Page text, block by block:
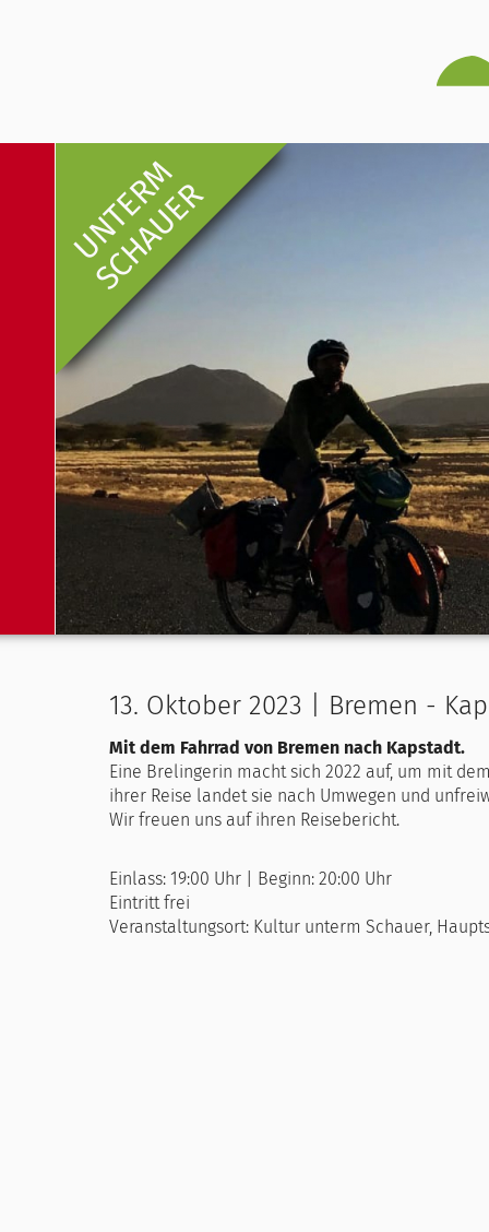
UNTERM
SCHAUER
13. Oktober 2023 | Bremen -
Mit dem Fahrrad von Bremen nach Kapstadt.
Eine Brelingerin macht sich 2022 auf, um mit
ihrer Reise landet sie nach Umwegen und
Wir freuen uns auf ihren Reisebericht.
Einlass: 19:00 Uhr | Beginn: 20:00 Uhr
Eintritt frei
Veranstaltungsort: Kultur unterm Schauer,